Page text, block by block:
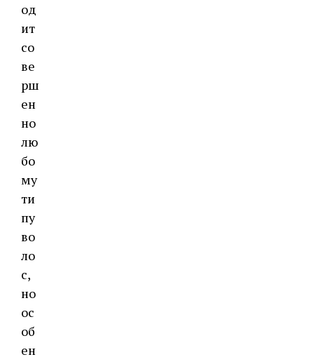
од
ит
со
ве
рш
ен
но
лю
бо
му
ти
пу
во
ло
с,
но
ос
об
ен